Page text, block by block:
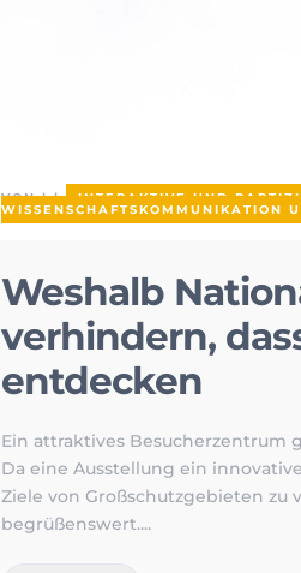
VON|| INTERAKTIVE UND
WISSENSCHAFTSKOMMUNIKATION
Weshalb
verhindern,
entdecken
Ein attraktives Besucherzentrum
Da eine Ausstellung ein
Ziele von Großschutzgebieten
begrüßenswert....